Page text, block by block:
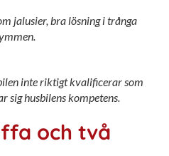
jalusier, bra lösning i trånga
inte riktigt kvalificerar som
sig husbilens kompetens.
och två